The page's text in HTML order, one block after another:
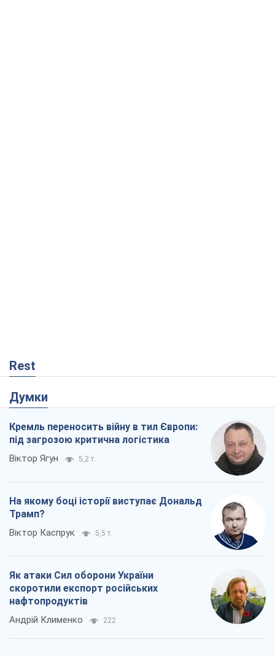
Rest
Думки
Кремль переносить війну в тил Європи:
під загрозою критична логістика
Віктор Ягун 5,2 т.
На якому боці історії виступає Дональд
Трамп?
Віктор Каспрук 5,5 т.
Як атаки Сил оборони України
скоротили експорт російських
нафтопродуктів
Андрій Клименко 222